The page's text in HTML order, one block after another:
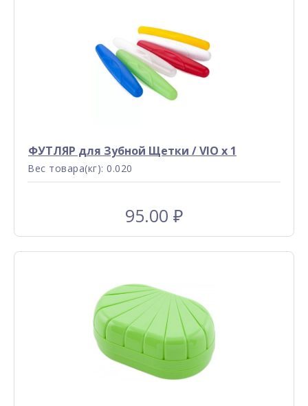
ФУТЛЯР для Зубной Щетки / VIO x 1
Вес товара(кг): 0.020
95.00 ₽